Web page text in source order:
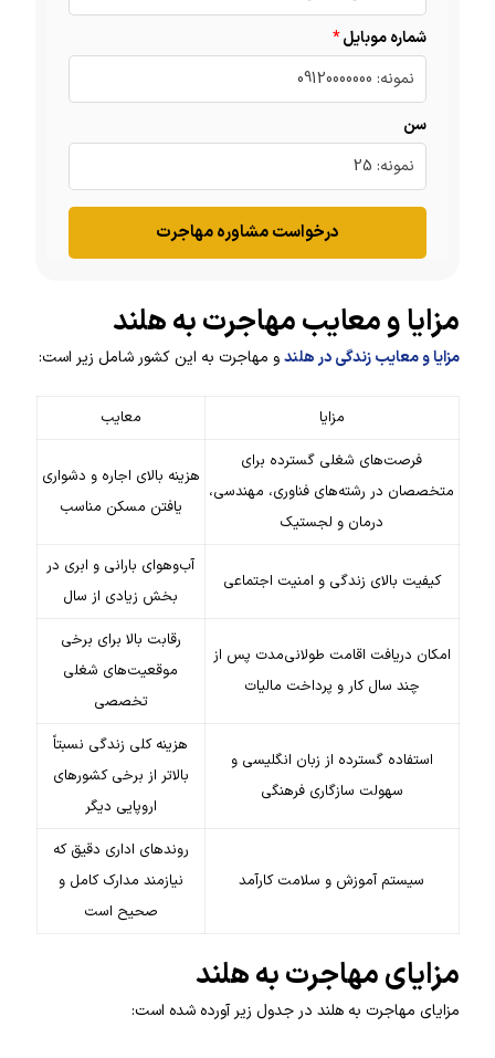
شماره موبایل
سن
درخواست مشاوره مهاجرت
مزایا و معایب مهاجرت به هلند
مزایا و معایب زندگی در هلندو مهاجرت به این کشور شامل زیر است:
مزایا
معایب
فرصت‌های شغلی گسترده برای
متخصصان در رشته‌های فناوری، مهندسی،
درمان و لجستیک
هزینه بالای اجاره و دشواری
یافتن مسکن مناسب
کیفیت بالای زندگی و امنیت اجتماعی
آب‌وهوای بارانی و ابری در
بخش زیادی از سال
امکان دریافت اقامت طولانی‌مدت پس از
چند سال کار و پرداخت مالیات
رقابت بالا برای برخی
موقعیت‌های شغلی
تخصصی
استفاده گسترده از زبان انگلیسی و
سهولت سازگاری فرهنگی
هزینه کلی زندگی نسبتاً
بالاتر از برخی کشورهای
اروپایی دیگر
سیستم آموزش و سلامت کارآمد
روندهای اداری دقیق که
نیازمند مدارک کامل و
صحیح است
مزایای مهاجرت به هلند
مزایای مهاجرت به هلند در جدول زیر آورده شده است: